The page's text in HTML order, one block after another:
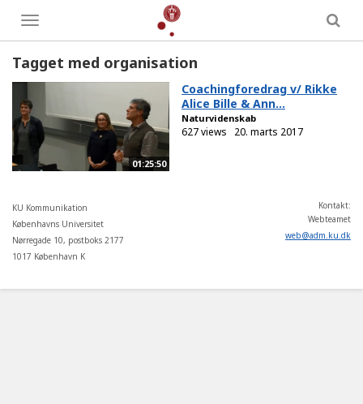
Toggle
menu
Tagget med organisation
01:25:50
Coachingforedrag v/ Rikke
Alice Bille & Ann...
Naturvidenskab
627 views 20. marts 2017
KU Kommunikation
Københavns Universitet
Nørregade 10, postboks 2177
1017 København K
Kontakt:
Webteamet
web@adm.ku.dk